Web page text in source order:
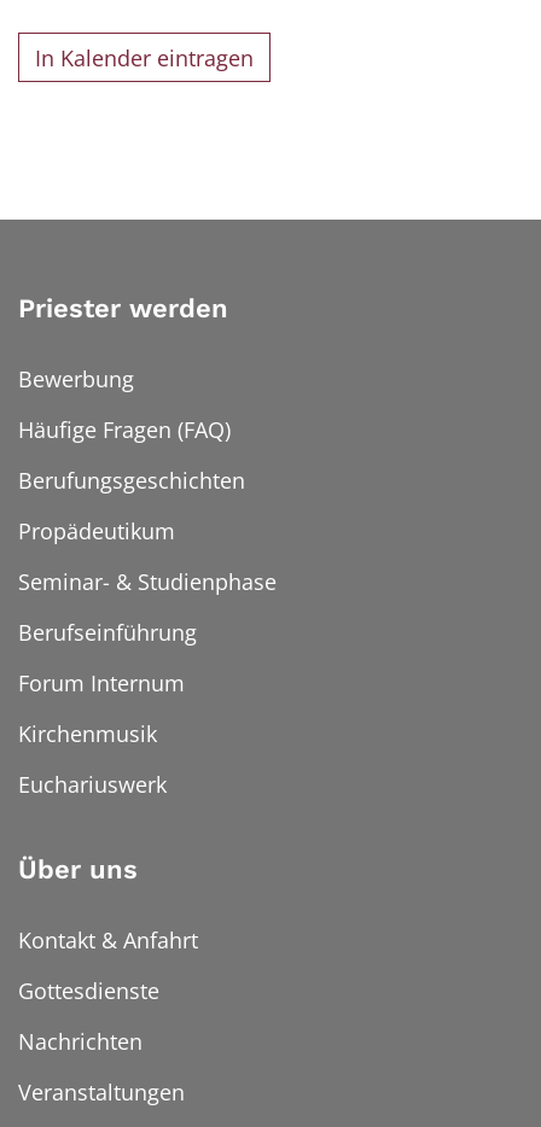
In Kalender eintragen
Priester werden
Bewerbung
Häufige Fragen (FAQ)
Berufungsgeschichten
Propädeutikum
Seminar- & Studienphase
Berufseinführung
Forum Internum
Kirchenmusik
Euchariuswerk
Über uns
Kontakt & Anfahrt
Gottesdienste
Nachrichten
Veranstaltungen